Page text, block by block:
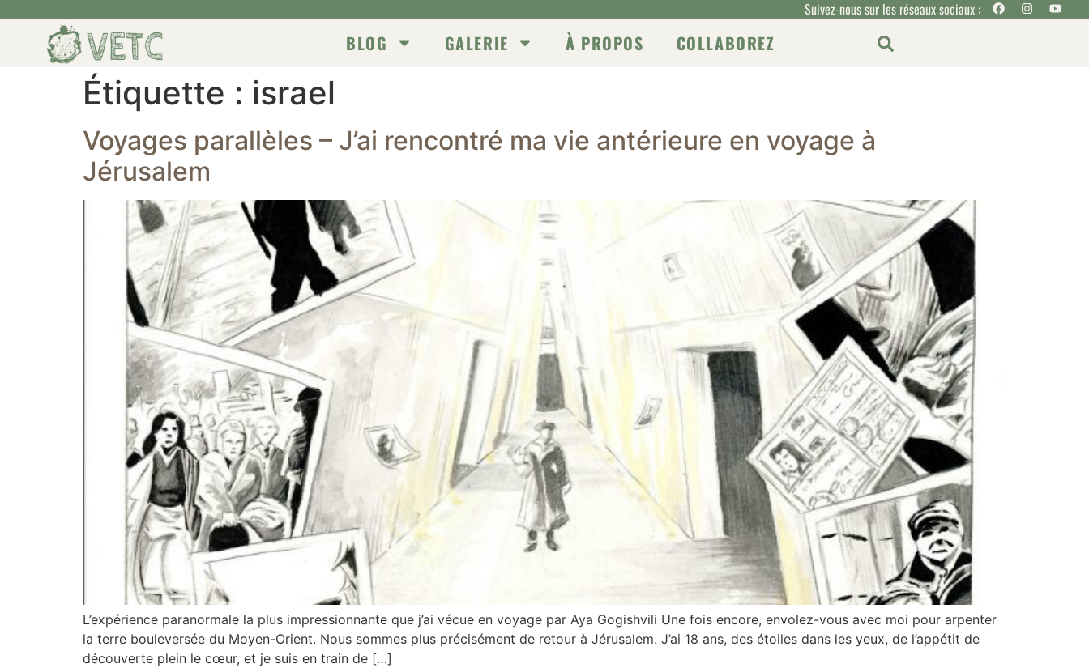
Suivez-nous sur les réseaux sociaux :
BLOG GALERIE À PROPOS COLLABOREZ
Étiquette : israel
Voyages parallèles – J’ai rencontré ma vie antérieure en voyage à
Jérusalem
L’expérience paranormale la plus impressionnante que j’ai vécue en voyage par Aya Gogishvili Une fois encore, envolez-vous avec moi pour arpenter
la terre bouleversée du Moyen-Orient. Nous sommes plus précisément de retour à Jérusalem. J’ai 18 ans, des étoiles dans les yeux, de l’appétit de
découverte plein le cœur, et je suis en train de […]